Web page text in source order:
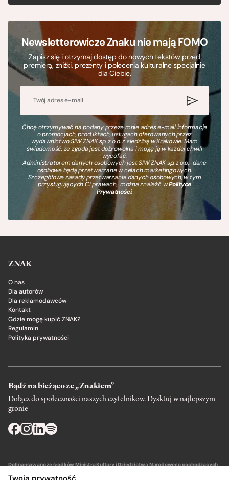
Newsletterowicze Znaku nie mają FOMO
Zapisz się i otrzymaj dostęp do nowych tekstów przed
premierą, zniżki, prezenty i polecenia kulturalne specjalnie
dla Ciebie.
Chcę otrzymywać na podany przeze mnie adres e-mail informacje
o promocjach, produktach, usługach oferowanych przez
wydawnictwo SIW ZNAK sp. z o.o. z siedzibą w Krakowie. Mam
świadomość, że zgoda jest dobrowolna i mogę ją w każdej chwili
wycofać.
Administratorem danych osobowych jest SIW ZNAK sp. z o.o., dane
osobowe będą przetwarzane w celach marketingowych.
Szczegółowe zasady przetwarzania danych osobowych, w tym
przysługujących Ci prawach, można znaleźć wPolityce
Prywatności.
ZNAK
O nas
Dla autorów
Dla reklamodawców
Kontakt
Gdzie mogę kupić ZNAK?
Regulamin
Polityka prywatności
Bądź na bieżąco ze „Znakiem”
Dołącz do społeczności naszych czytelnikow. Dysktuj w najlepszym
gronie
Dofinansowano ze środków Ministra Kultury i Dziedzictwa Narodowego pochodzących